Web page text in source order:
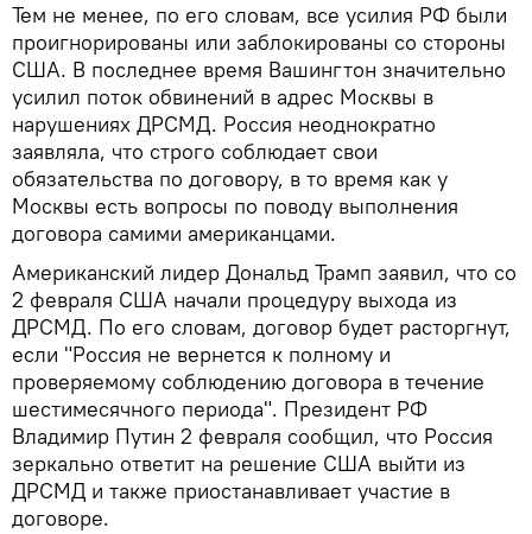
Тем не менее, по его словам, все усилия РФ были
проигнорированы или заблокированы со стороны
США. В последнее время Вашингтон значительно
усилил поток обвинений в адрес Москвы в
нарушениях ДРСМД. Россия неоднократно
заявляла, что строго соблюдает свои
обязательства по договору, в то время как у
Москвы есть вопросы по поводу выполнения
договора самими американцами.
Американский лидер Дональд Трамп заявил, что со
2 февраля США начали процедуру выхода из
ДРСМД. По его словам, договор будет расторгнут,
если "Россия не вернется к полному и
проверяемому соблюдению договора в течение
шестимесячного периода". Президент РФ
Владимир Путин 2 февраля сообщил, что Россия
зеркально ответит на решение США выйти из
ДРСМД и также приостанавливает участие в
договоре.